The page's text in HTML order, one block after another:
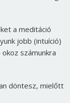
a meditáció
jobb (intuíció)
számunkra
döntesz, mielőtt